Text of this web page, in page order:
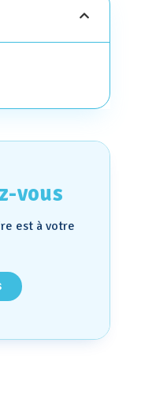
vous
est à votre